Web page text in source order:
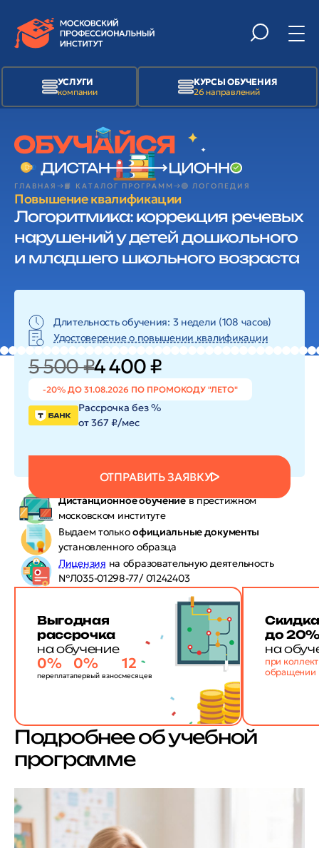
УСЛУГИ
компании
КУРСЫ ОБУЧЕНИЯ
26 направлений
ГЛАВНАЯ 📙 КАТАЛОГ ПРОГРАММ 🟢 ЛОГОПЕДИЯ
Повышение квалификации
Логоритмика: коррекция речевых
нарушений у детей дошкольного
и младшего школьного возраста
Длительность обучения: 3 недели (108 часов)
Удостоверение о повышении квалификации
5 500 ₽4 400 ₽
-20% ДО 31.08.2026 ПО ПРОМОКОДУ "ЛЕТО"
ОТПРАВИТЬ ЗАЯВКУ
Рассрочка без %
от 367 ₽/мес
Дистанционное обучениев престижном
московском институте
Выдаем толькоофициальные документы
установленного образца
Лицензия на образовательную деятельность
№Л035-01298-77/ 01242403
Выгодная
рассрочка
на обучение
0%
переплата
0%
первый взнос
12
месяцев
до
на
при
обращении
Подробнее об учебной
программе